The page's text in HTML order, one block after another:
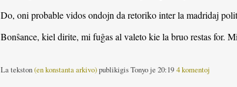
Do, oni probable vidos ondojn da retoriko inter la madridaj
Bonŝance, kiel dirite, mi fuĝas al valeto kie la bruo restas for.
La tekston(en konstanta arkivo)publikigis Tonyo je 20:194 komentoj